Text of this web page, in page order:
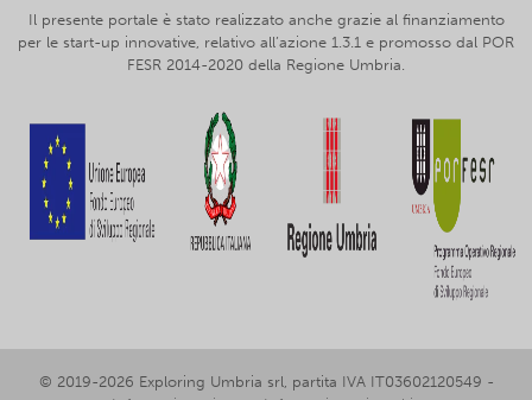
Il presente portale è stato realizzato anche grazie al finanziamento
per le start-up innovative, relativo all’azione 1.3.1 e promosso dal POR
FESR 2014-2020 della Regione Umbria.
© 2019-2026 Exploring Umbria srl, partita IVA IT03602120549 -